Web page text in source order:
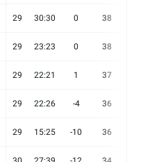
29 30:30 0 38
29 23:23 0 38
29 22:21 1 37
29 22:26 -4 36
29 15:25 -10 36